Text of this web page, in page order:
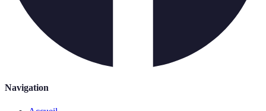
Navigation